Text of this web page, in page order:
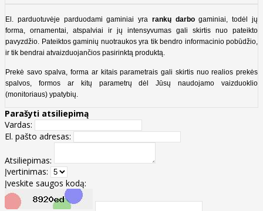
El. parduotuvėje parduodami gaminiai yra rankų darbogaminiai, todėl jų
forma, ornamentai, atspalviai ir jų intensyvumas gali skirtis nuo pateikto
pavyzdžio. Pateiktos gaminių nuotraukos yra tik bendro informacinio pobūdžio,
ir tik bendrai atvaizduojančios pasirinktą produktą.
Prekė savo spalva, forma ar kitais parametrais gali skirtis nuo realios prekės
spalvos, formos ar kitų parametrų dėl Jūsų naudojamo vaizduoklio
(monitoriaus) ypatybių.
Parašyti atsiliepimą
Vardas:
El. pašto adresas:
Atsiliepimas:
Įvertinimas:
Įveskite saugos kodą: